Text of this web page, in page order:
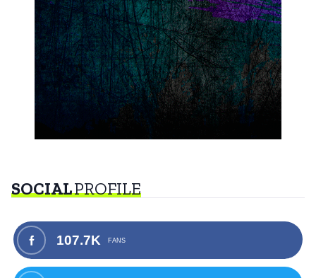
SOCIALPROFILE
107.7K FANS